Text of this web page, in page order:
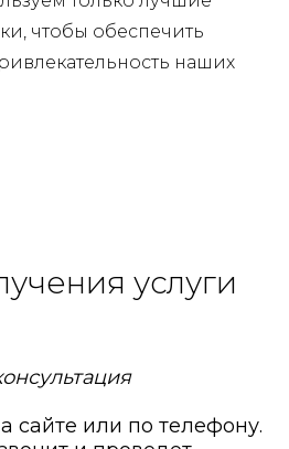
чтобы обеспечить
наших
услуги
сайте или по телефону.